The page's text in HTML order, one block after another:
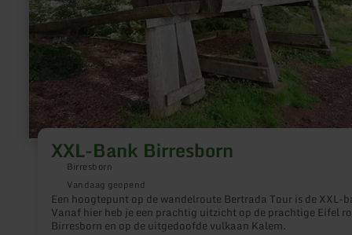
XXL-Bank Birresborn
Birresborn
Vandaag geopend
Een hoogtepunt op de wandelroute Bertrada Tour is de XXL-
Vanaf hier heb je een prachtig uitzicht op de prachtige Eifel
Birresborn en op de uitgedoofde vulkaan Kalem.